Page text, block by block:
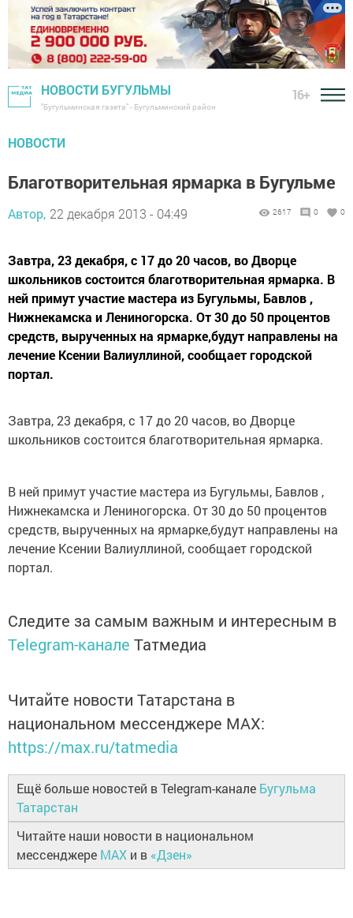
НОВОСТИ БУГУЛЬМЫ
"Бугульминская газета" - Бугульминский район
16+
НОВОСТИ
Благотворительная ярмарка в Бугульме
Автор, 22 декабря 2013 - 04:49 2617 0 0
Завтра, 23 декабря, с 17 до 20 часов, во Дворце
школьников состоится благотворительная ярмарка. В
ней примут участие мастера из Бугульмы, Бавлов ,
Нижнекамска и Лениногорска. От 30 до 50 процентов
средств, вырученных на ярмарке,будут направлены на
лечение Ксении Валиуллиной, сообщает городской
портал.
Завтра, 23 декабря, с 17 до 20 часов, во Дворце
школьников состоится благотворительная ярмарка.
В ней примут участие мастера из Бугульмы, Бавлов ,
Нижнекамска и Лениногорска. От 30 до 50 процентов
средств, вырученных на ярмарке,будут направлены на
лечение Ксении Валиуллиной, сообщает городской
портал.
Следите за самым важным и интересным в
Telegram-канале Татмедиа
Читайте новости Татарстана в
национальном мессенджере MАХ:
https://max.ru/tatmedia
Ещё больше новостей в Telegram-канале Бугульма
Татарстан
Читайте наши новости в национальном
мессенджере MAX и в «Дзен»